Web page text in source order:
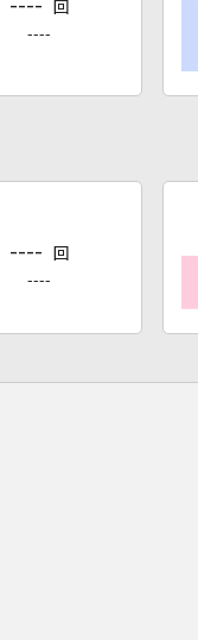
---- 回
----
---- 回
----